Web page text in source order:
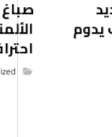
يدوم
احترافي